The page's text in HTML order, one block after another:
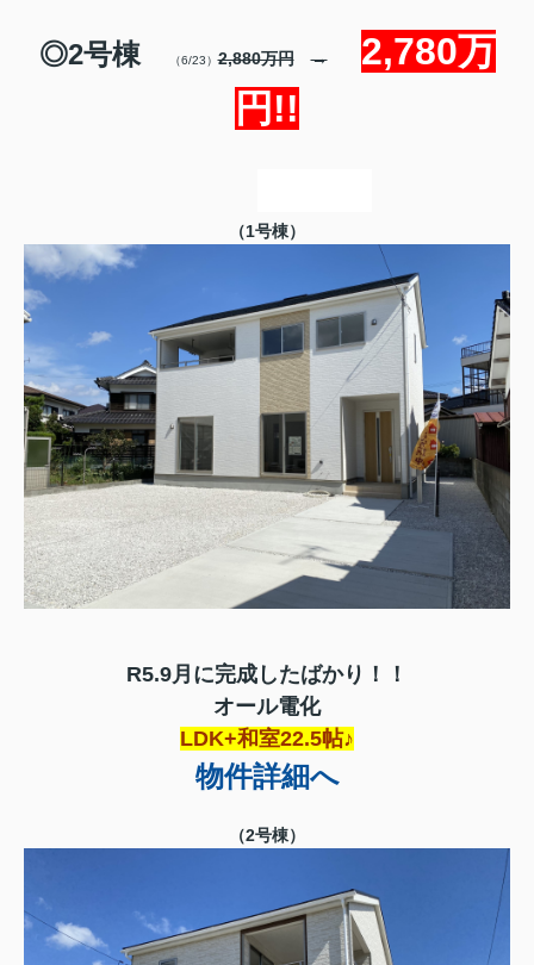
◎2号棟 （6/23）2,880万円 →
2,780万
円!!
（1号棟）
R5.9月に完成したばかり！！
オール電化
LDK+和室22.5帖♪
物件詳細へ
（2号棟）